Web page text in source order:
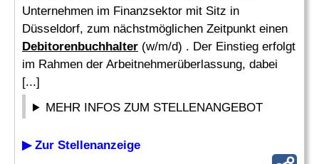
Unternehmen im Finanzsektor mit Sitz in
Düsseldorf, zum nächstmöglichen Zeitpunkt einen
Debitorenbuchhalter (w/m/d) . Der Einstieg erfolgt
im Rahmen der Arbeitnehmerüberlassung, dabei
[...]
MEHR INFOS ZUM STELLENANGEBOT
▶ Zur Stellenanzeige